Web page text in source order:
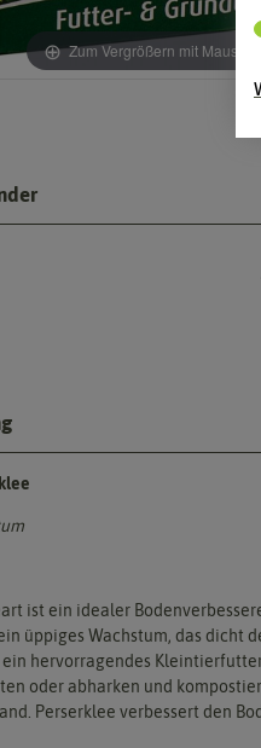
Zum Vergrößern mit Maus
ist ein idealer
üppiges Wachstum, das dicht
hervorragendes
oder abharken und
Perserklee verbessert den